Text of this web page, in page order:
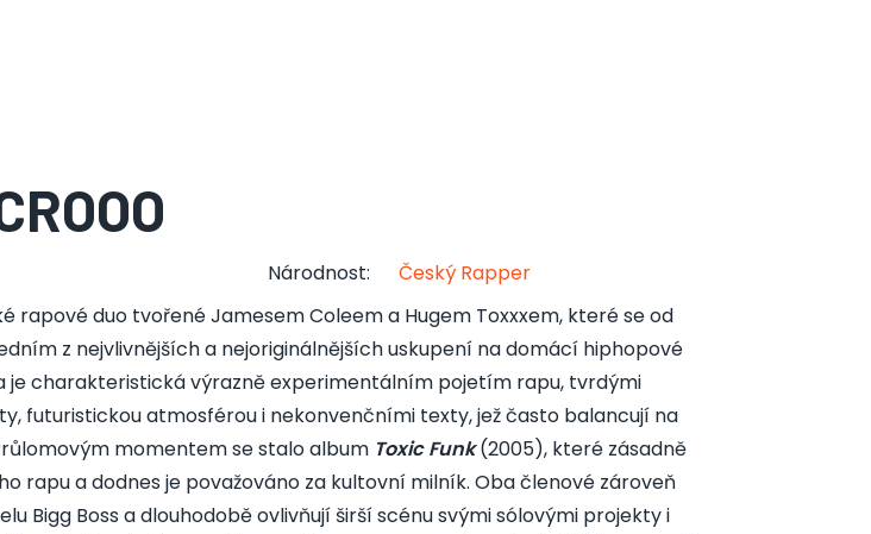
Národnost:
Český Rapper
rapové duo tvořené Jamesem Coleem a Hugem Toxxxem, které se od
z nejvlivnějších a nejoriginálnějších uskupení na domácí hiphopové
je charakteristická výrazně experimentálním pojetím rapu, tvrdými
futuristickou atmosférou i nekonvenčními texty, jež často balancují na
momentem se stalo album Toxic Funk (2005), které zásadně
rapu a dodnes je považováno za kultovní milník. Oba členové zároveň
Bigg Boss a dlouhodobě ovlivňují širší scénu svými sólovými projekty i